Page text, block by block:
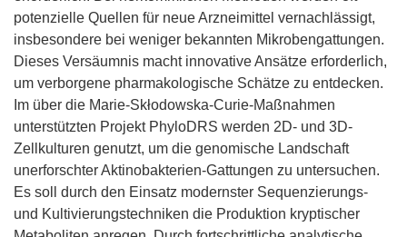
potenzielle Quellen für neue Arzneimittel vernachlässigt,
insbesondere bei weniger bekannten Mikrobengattungen.
Dieses Versäumnis macht innovative Ansätze erforderlich,
um verborgene pharmakologische Schätze zu entdecken.
Im über die Marie-Skłodowska-Curie-Maßnahmen
unterstützten Projekt PhyloDRS werden 2D- und 3D-
Zellkulturen genutzt, um die genomische Landschaft
unerforschter Aktinobakterien-Gattungen zu untersuchen.
Es soll durch den Einsatz modernster Sequenzierungs-
und Kultivierungstechniken die Produktion kryptischer